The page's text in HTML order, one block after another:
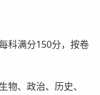
科满分150分，按卷
物、政治、历史、